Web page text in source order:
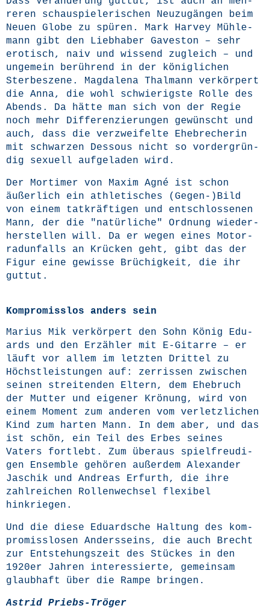
re­ren schau­spie­le­ri­schen Neu­zu­gän­gen beim
Neu­en Glo­be zu spü­ren. Mark Har­vey Müh­le­
mann gibt den Lieb­ha­ber Gaves­ton – sehr
ero­tisch, naiv und wis­send zugleich – und
unge­mein berüh­rend in der könig­li­chen
Ster­be­sze­ne. Mag­da­le­na Thal­mann ver­kör­pert
die Anna, die wohl schwie­rigs­te Rol­le des
Abends. Da hät­te man sich von der Regie
noch mehr Dif­fe­ren­zie­run­gen gewünscht und
auch, dass die ver­zwei­fel­te Ehe­bre­che­rin
mit schwar­zen Des­sous nicht so vor­der­grün­
dig sexu­ell auf­ge­la­den wird.
Der Mor­ti­mer von Maxim Agné ist schon
äußer­lich ein ath­le­ti­sches (Gegen-)Bild
von einem tat­kräf­ti­gen und ent­schlos­se­nen
Mann, der die "natür­li­che" Ord­nung wie­der­
her­stel­len will. Da er wegen eines Motor­
rad­un­falls an Krü­cken geht, gibt das der
Figur eine gewis­se Brü­chig­keit, die ihr
guttut.
Kompromisslos anders sein
Mari­us Mik ver­kör­pert den Sohn König Edu­
ards und den Erzäh­ler mit E‑Gitarre – er
läuft vor allem im letz­ten Drit­tel zu
Höchst­leis­tun­gen auf: zer­ris­sen zwi­schen
sei­nen strei­ten­den Eltern, dem Ehe­bruch
der Mut­ter und eige­ner Krö­nung, wird von
einem Moment zum ande­ren vom ver­letz­li­chen
Kind zum har­ten Mann. In dem aber, und das
ist schön, ein Teil des Erbes sei­nes
Vaters fort­lebt. Zum über­aus spiel­freu­di­
gen Ensem­ble gehö­ren außer­dem Alex­an­der
Jaschik und Andre­as Erfurth, die ihre
zahl­rei­chen Rol­len­wech­sel fle­xi­bel
hinkriegen.
Und die die­se Edu­ard­sche Hal­tung des kom­
pro­miss­lo­sen Anders­seins, die auch Brecht
zur Ent­ste­hungs­zeit des Stü­ckes in den
1920er Jah­ren inter­es­sier­te, gemein­sam
glaub­haft über die Ram­pe bringen.
Astrid Priebs-Trö­ger